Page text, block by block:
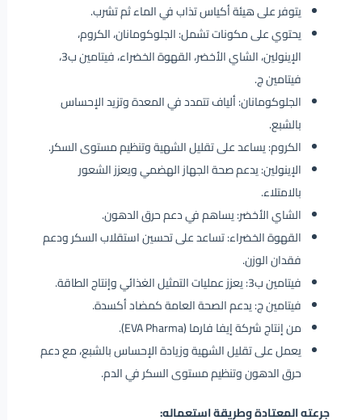
يتوفر على هيئة أكياس تذاب في الماء ثم تشرب.
يحتوي على مكونات تشمل: الجلوكومانان، الكروم،
الإينولين، الشاي الأخضر، القهوة الخضراء، فيتامين ب3،
فيتامين ج.
الجلوكومانان: ألياف تتمدد في المعدة وتزيد الإحساس
بالشبع.
الكروم: يساعد على تقليل الشهية وتنظيم مستوى السكر.
الإينولين: يدعم صحة الجهاز الهضمي ويعزز الشعور
بالامتلاء.
الشاي الأخضر: يساهم في دعم حرق الدهون.
القهوة الخضراء: تساعد على تحسين استقلاب السكر ودعم
فقدان الوزن.
فيتامين ب3: يعزز عمليات التمثيل الغذائي وإنتاج الطاقة.
فيتامين ج: يدعم الصحة العامة كمضاد أكسدة.
من إنتاج شركة إيفا فارما (EVA Pharma).
يعمل على تقليل الشهية وزيادة الإحساس بالشبع، مع دعم
حرق الدهون وتنظيم مستوى السكر في الدم.
جرعته المعتادة وطريقة استعماله: